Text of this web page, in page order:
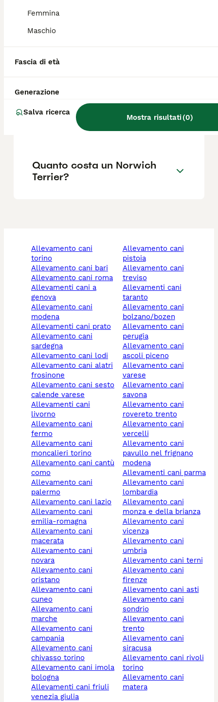
Femmina
Maschio
Fascia di età
Generazione
Salva ricerca
Mostra risultati(0)
dovrebbero socializzare fin da cuccioli, in
allevamenti di Norwich
Quali sono i difetti del Fox
Quanto costa un Norwich
Terrier?
allevamento cani
torino
allevamento cani bari
allevamento cani roma
allevamenti cani a
genova
allevamento cani
modena
allevamenti cani prato
allevamento cani
sardegna
allevamento cani lodi
allevamento cani alatri
frosinone
allevamento cani sesto
calende varese
allevamenti cani
livorno
allevamento cani
fermo
allevamento cani
moncalieri torino
allevamento cani cantù
como
allevamento cani
palermo
allevamento cani lazio
allevamento cani
emilia-romagna
allevamento cani
macerata
allevamento cani
novara
allevamento cani
oristano
allevamento cani
cuneo
allevamento cani
marche
allevamento cani
campania
allevamento cani
chivasso torino
allevamento cani imola
bologna
allevamenti cani friuli
venezia giulia
allevamento cani
pistoia
allevamento cani
treviso
allevamenti cani
taranto
allevamento cani
bolzano/bozen
allevamento cani
perugia
allevamento cani
ascoli piceno
allevamento cani
varese
allevamento cani
savona
allevamento cani
rovereto trento
allevamento cani
vercelli
allevamento cani
pavullo nel frignano
modena
allevamenti cani parma
allevamento cani
lombardia
allevamento cani
monza e della brianza
allevamento cani
vicenza
allevamento cani
umbria
allevamento cani terni
allevamento cani
firenze
allevamento cani asti
allevamento cani
sondrio
allevamento cani
trento
allevamento cani
siracusa
allevamento cani rivoli
torino
allevamento cani
matera